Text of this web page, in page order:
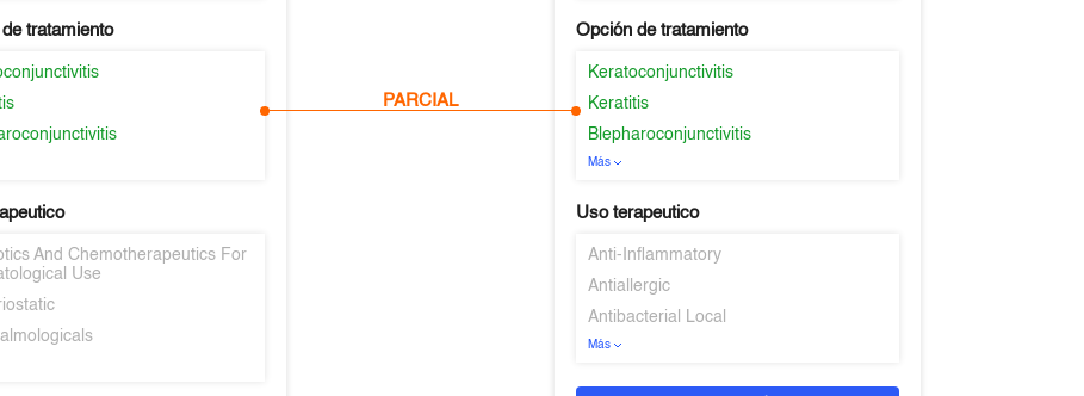
tratamiento
And Chemotherapeutics For
Use
PARCIAL
Opción de tratamiento
Keratoconjunctivitis
Keratitis
Blepharoconjunctivitis
Más
Uso terapeutico
Anti-Inflammatory
Antiallergic
Antibacterial Local
Más